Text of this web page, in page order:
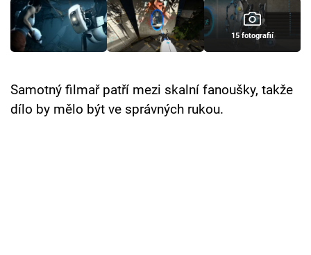
Cool Esport
Pořady
TV Program
Sledujte prima+
15 fotografií
Samotný filmař patří mezi skalní fanoušky, takže
dílo by mělo být ve správných rukou.